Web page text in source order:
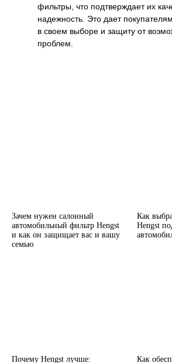
фильтры, что подтверждает их
надежность. Это дает
в своем выборе и защиту от
проблем.
Зачем нужен салонный
автомобильный фильтр Hengst
и как он защищает вас и вашу
семью
Как
Hengst
Почему Hengst лучше: Как